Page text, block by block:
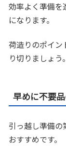
効率よく準備を
になります。
荷造りのポイン
り切りましょう。
早めに不要
引っ越し準備
おすすめです。